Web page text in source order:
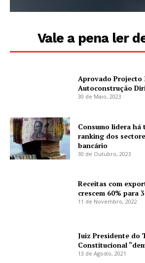
Vale a pena ler
Aprovado Projecto
Autoconstrução
30 de Maio, 2023
Consumo lidera há
ranking dos
bancário
30 de Outubro, 2023
Receitas com
crescem 60% para
11 de Novembro, 2022
Juiz Presidente do
Constitucional
13 de Agosto, 2021